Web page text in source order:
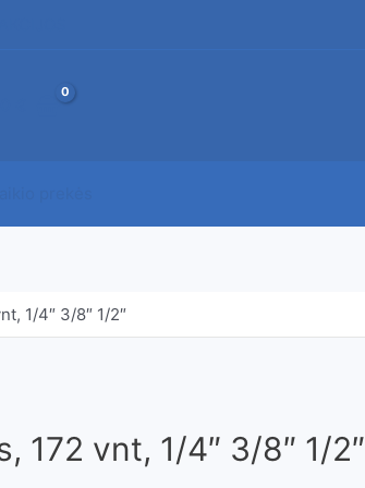
1/4″ 3/8″ 1/2″
172 vnt, 1/4″ 3/8″ 1/2″